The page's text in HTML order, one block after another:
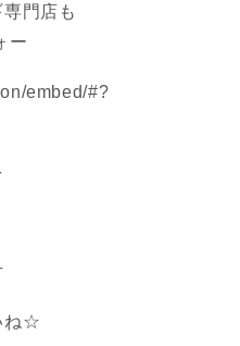
門店も
ー
embed/#?
ね☆